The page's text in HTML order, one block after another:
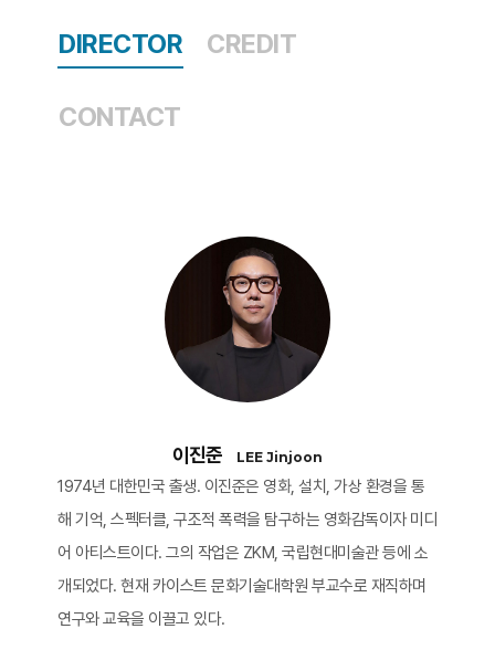
DIRECTOR CREDIT
CONTACT
이진준 LEE Jinjoon
1974년 대한민국 출생. 이진준은 영화, 설치, 가상 환경을 통
해 기억, 스펙터클, 구조적 폭력을 탐구하는 영화감독이자 미디
어 아티스트이다. 그의 작업은 ZKM, 국립현대미술관 등에 소
개되었다. 현재 카이스트 문화기술대학원 부교수로 재직하며
연구와 교육을 이끌고 있다.